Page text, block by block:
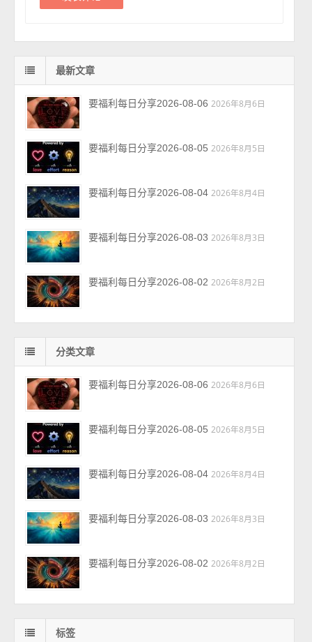
最新文章
要福利每日分享2026-08-06 2026年8月6日
要福利每日分享2026-08-05 2026年8月5日
要福利每日分享2026-08-04 2026年8月4日
要福利每日分享2026-08-03 2026年8月3日
要福利每日分享2026-08-02 2026年8月2日
分类文章
要福利每日分享2026-08-06 2026年8月6日
要福利每日分享2026-08-05 2026年8月5日
要福利每日分享2026-08-04 2026年8月4日
要福利每日分享2026-08-03 2026年8月3日
要福利每日分享2026-08-02 2026年8月2日
标签